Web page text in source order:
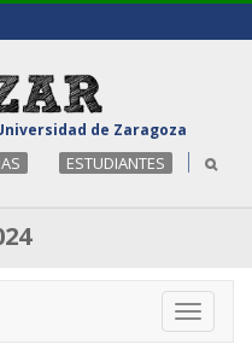
de Zaragoza
ESTUDIANTES
Toggle